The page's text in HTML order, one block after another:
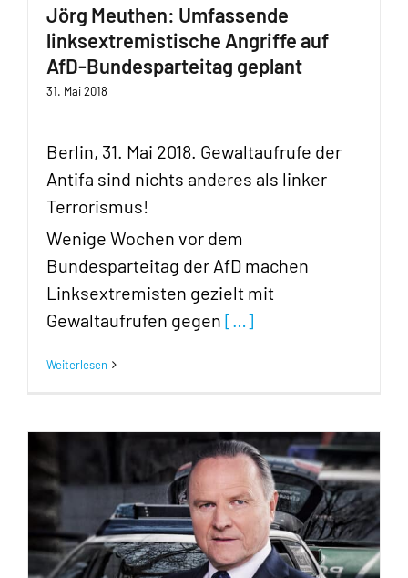
Jörg Meuthen: Umfassende
linksextremistische Angriffe auf
AfD-Bundesparteitag geplant
31. Mai 2018
Berlin, 31. Mai 2018. Gewaltaufrufe der
Antifa sind nichts anderes als linker
Terrorismus!
Wenige Wochen vor dem
Bundesparteitag der AfD machen
Linksextremisten gezielt mit
Gewaltaufrufen gegen […]
Weiterlesen